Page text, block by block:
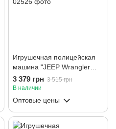
Игрушечная полицейская
машина "JEEP Wrangler
Unlimited Rubicon" и
фигурка полицейского
3 379 грн 3 515 грн
В наличии
Оптовые цены